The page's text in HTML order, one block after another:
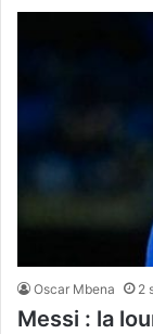
Oscar Mbena 2
Messi : la